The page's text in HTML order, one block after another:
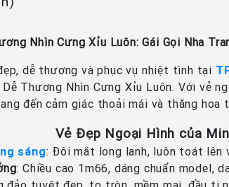
Nhìn Cưng Xỉu Luôn: Gái Gọi Nha
dễ thương và phục vụ nhiệt tình tại
Thương Nhìn Cưng Xỉu Luôn. Với vẻ
đến cảm giác thoải mái và thăng hoa
Vẻ Đẹp Ngoại Hình của
sáng: Đôi mắt long lanh, luôn toát lên
: Chiều cao 1m66, dáng chuẩn model,